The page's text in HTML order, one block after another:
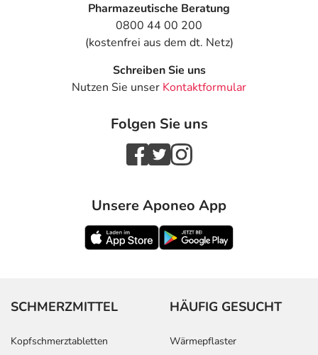
Pharmazeutische Beratung
0800 44 00 200
(kostenfrei aus dem dt. Netz)
Schreiben Sie uns
Nutzen Sie unser Kontaktformular
Folgen Sie uns
Unsere Aponeo App
SCHMERZMITTEL
Kopfschmerztabletten
HÄUFIG GESUCHT
Wärmepflaster